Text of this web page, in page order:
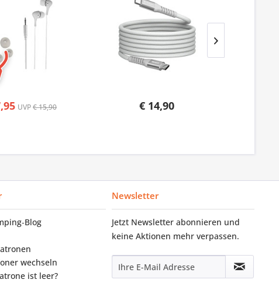
UVP€ 15,90 € 14,90
wechseln
ist leer?
Newsletter
Jetzt Newsletter abonnieren und
keine Aktionen mehr verpassen.